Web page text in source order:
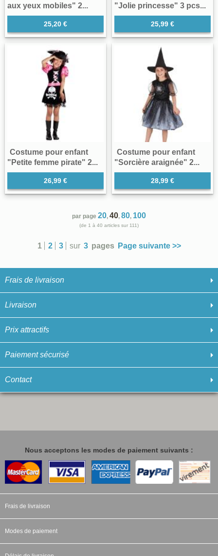
Frais de livraison
Livraison
Prix attractifs
Paiement sécurisé
Contact
aux yeux mobiles" 2...
25,20 €
"Jolie princesse" 3 pcs...
25,99 €
Costume pour enfant
"Petite femme pirate" 2...
26,99 €
Costume pour enfant
"Sorcière araignée" 2...
28,99 €
par page 20, 40, 80, 100
(de 1 à 40 articles sur 111)
1 2 3 sur 3 pages Page suivante >>
Nous acceptons les modes de paiement suivants :
Frais de livraison
Modes de paiement